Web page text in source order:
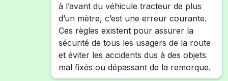
à l’avant du véhicule tracteur de plus
d’un mètre, c’est une erreur courante.
Ces règles existent pour assurer la
sécurité de tous les usagers de la route
et éviter les accidents dus à des objets
mal fixés ou dépassant de la remorque.